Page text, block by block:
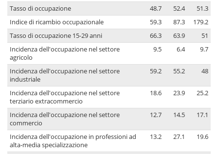
Tasso di occupazione
48.7 52.4
51.3
Indice di ricambio occupazionale
59.3 87.3
179.2
Tasso di occupazione 15-29 anni
66.3 63.9
51
Incidenza dell'occupazione nel settore
agricolo
9.5 6.4 9.7
Incidenza dell'occupazione nel settore
industriale
59.2 55.2 48
Incidenza dell'occupazione nel settore
terziario extracommercio
18.6 23.9 25.2
Incidenza dell'occupazione nel settore
commercio
12.7 14.5 17.1
Incidenza dell'occupazione in professioni ad
alta-media specializzazione
13.2 27.1 19.6